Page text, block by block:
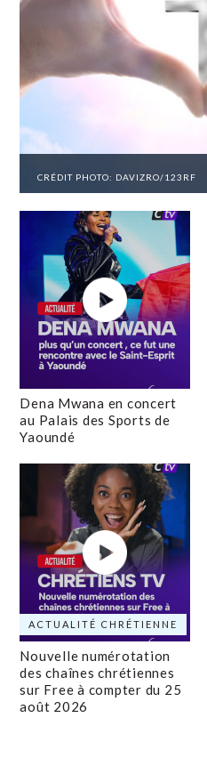
CRÉDIT PHOTO: DAVIZRO/123RF
Dena Mwana en concert
au Palais des Sports de
Yaoundé
ACTUALITÉ CHRÉTIENNE
Nouvelle numérotation
des chaînes chrétiennes
sur Free à compter du 25
août 2026